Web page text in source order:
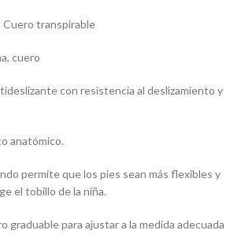
Cuero transpirable
cuero
con resistencia al deslizamiento y
anatómico.
permite que los pies sean más flexibles y
el tobillo de la niña.
graduable para ajustar a la medida adecuada